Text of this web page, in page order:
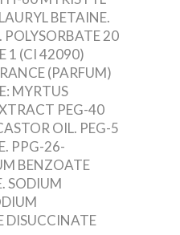
LAURYL BETAINE.
POLYSORBATE 20
1 (CI 42090)
(PARFUM)
MYRTUS
PEG-40
OIL. PEG-5
PPG-26-
BENZOATE
SODIUM
DISUCCINATE